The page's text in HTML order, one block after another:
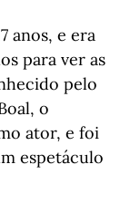
anos, e era
para ver as
pelo
o
ator, e foi
espetáculo